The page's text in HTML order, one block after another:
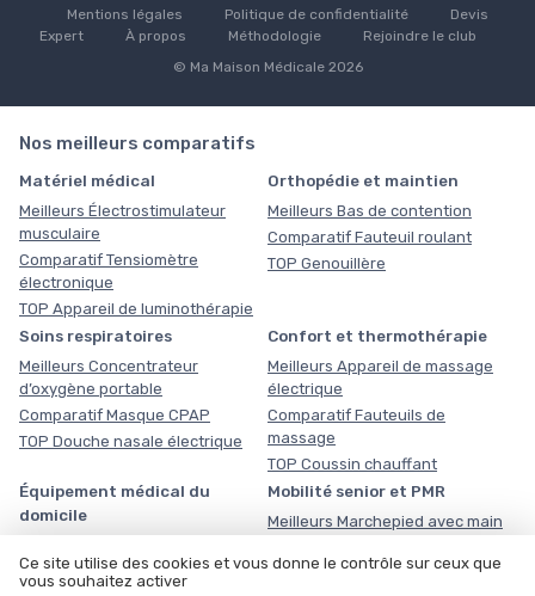
Mentions légales Politique de confidentialité
Devis
Expert
À propos Méthodologie
Rejoindre le club
© Ma Maison Médicale 2026
Nos meilleurs comparatifs
Matériel médical
Meilleurs Électrostimulateur
musculaire
Comparatif Tensiomètre
électronique
TOP Appareil de luminothérapie
Orthopédie et maintien
Meilleurs Bas de contention
Comparatif Fauteuil roulant
TOP Genouillère
Soins respiratoires
Meilleurs Concentrateur
d’oxygène portable
Comparatif Masque CPAP
TOP Douche nasale électrique
Confort et thermothérapie
Meilleurs Appareil de massage
électrique
Comparatif Fauteuils de
massage
TOP Coussin chauffant
Équipement médical du
domicile
Comparatif Lève-personne
Mobilité senior et PMR
Meilleurs Marchepied avec main
Comparatif Verticaliseur
Ce site utilise des cookies et vous donne le contrôle sur ceux que
vous souhaitez activer